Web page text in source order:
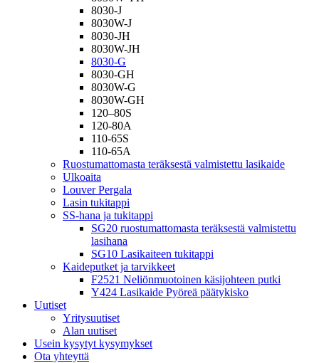
8030-J
8030W-J
8030-JH
8030W-JH
8030-G
8030-GH
8030W-G
8030W-GH
120–80S
120-80A
110-65S
110-65A
Ruostumattomasta teräksestä valmistettu lasikaide
Ulkoaita
Louver Pergala
Lasin tukitappi
SS-hana ja tukitappi
SG20 ruostumattomasta teräksestä valmistettu
lasihana
SG10 Lasikaiteen tukitappi
Kaideputket ja tarvikkeet
F2521 Neliönmuotoinen käsijohteen putki
Y424 Lasikaide Pyöreä päätykisko
Uutiset
Yritysuutiset
Alan uutiset
Usein kysytyt kysymykset
Ota yhteyttä